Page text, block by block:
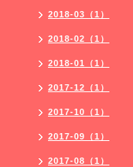
2018-03（1）
2018-02（1）
2018-01（1）
2017-12（1）
2017-10（1）
2017-09（1）
2017-08（1）